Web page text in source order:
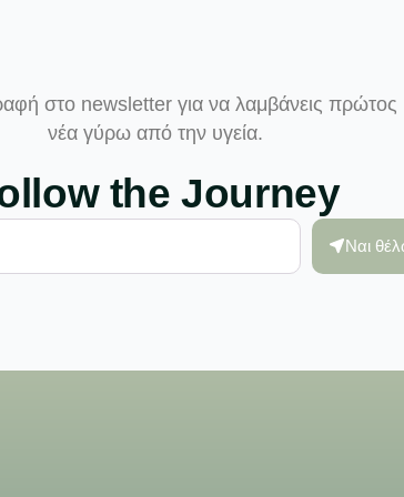
στο newsletter για να λαμβάνεις πρώτος
νέα γύρω από την υγεία.
the Journey
Ναι